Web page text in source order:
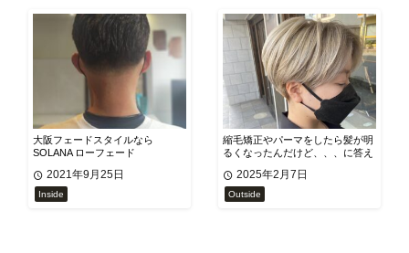
大阪フェードスタイルなら
SOLANA ローフェード
2021年9月25日
Inside
縮毛矯正やパーマをしたら髪が明
るくなったんだけど、、、に答え
2025年2月7日
Outside